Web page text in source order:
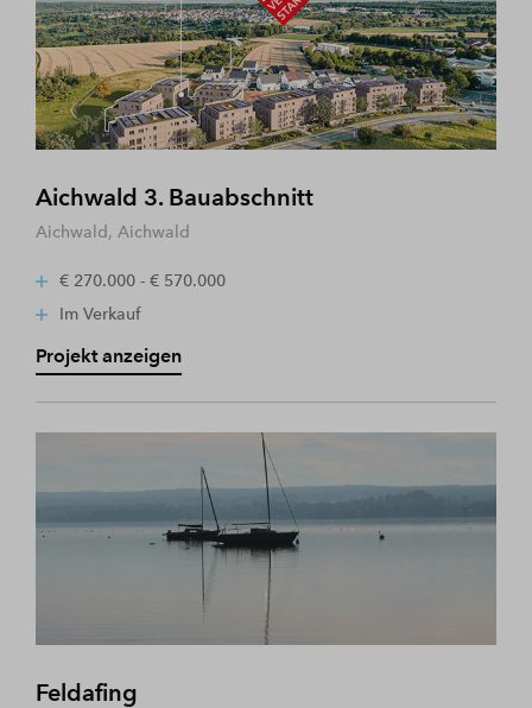
Aichwald 3. Bauabschnitt
Aichwald, Aichwald
€ 270.000 - € 570.000
Im Verkauf
Projekt anzeigen
Feldafing